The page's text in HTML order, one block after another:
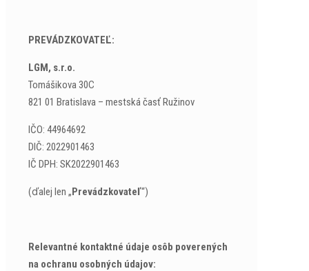
PREVÁDZKOVATEĽ:
LGM, s.r.o.
Tomášikova 30C
821 01 Bratislava – mestská časť Ružinov
IČO: 44964692
DIČ: 2022901463
IČ DPH: SK2022901463
(ďalej len „Prevádzkovateľ“)
Relevantné kontaktné údaje osôb poverených
na ochranu osobných údajov: